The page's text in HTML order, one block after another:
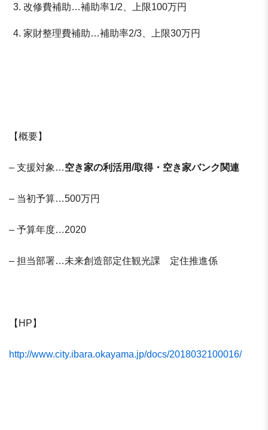
改修費補助…補助率1/2、上限100万円
家財整理費補助…補助率2/3、上限30万円
【概要】
– 支援対象…空き家の利活用/取得・空き家バンク関連
– 当初予算…500万円
– 予算年度…2020
– 担当部署…未来創造部定住観光課 定住推進係
【HP】
http://www.city.ibara.okayama.jp/docs/2018032100016/